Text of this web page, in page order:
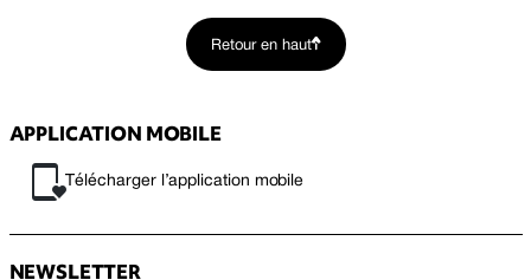
Retour en haut
APPLICATION MOBILE
Télécharger l’application mobile
NEWSLETTER